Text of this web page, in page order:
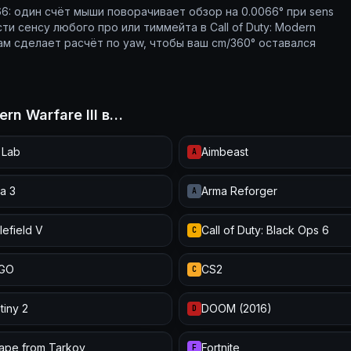
один счёт мыши поворачивает обзор на 0.0066° при sens
сенсу любого про или тиммейта в Call of Duty: Modern
сделает расчёт по yaw, чтобы ваш cm/360° оставался
Warfare III в…
A Aimbeast
3 A Arma Reforger
V C Call of Duty: Black Ops 6
C CS2
2 D DOOM (2016)
from Tarkov F Fortnite